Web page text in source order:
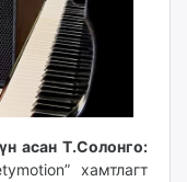
асан Т.Солонго:
хамтлагт